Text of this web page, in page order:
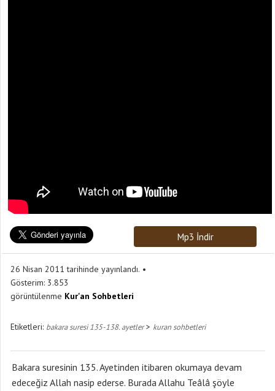
Mp3 İndir
26 Nisan 2011 tarihinde yayınlandı.
Gösterim: 3.853
görüntülenme Kur'an Sohbetleri
Etiketleri: bakara suresi 135-138. ayetler> kuran sohbetleri
Bakara suresinin 135. Ayetinden itibaren okumaya devam
edeceğiz Allah nasip ederse. Burada Allahu Teâlâ şöyle